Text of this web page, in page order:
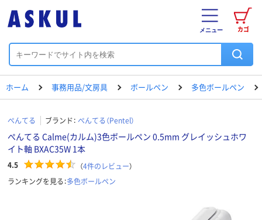
カゴ
メニュー
ホーム 事務用品/文房具 ボールペン 多色ボールペン
ぺんてる ブランド： ぺんてる（Pentel）
ぺんてる Calme(カルム)3色ボールペン 0.5mm グレイッシュホワ
イト軸 BXAC35W 1本
4.5 （4件のレビュー）
ランキングを見る：多色ボールペン